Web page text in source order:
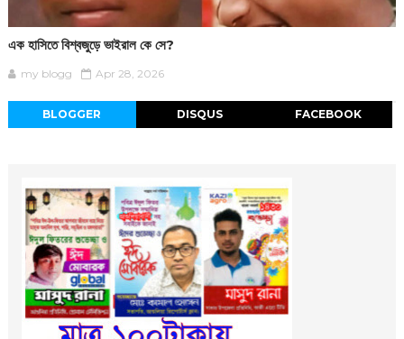
এক হাসিতে বিশ্বজুড়ে ভাইরাল কে সে?
my blogg Apr 28, 2026
BLOGGER DISQUS FACEBOOK